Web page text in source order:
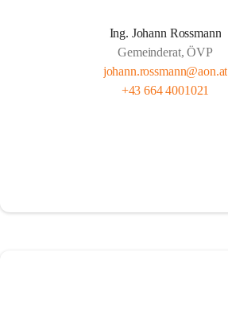
Ing. Johann Rossmann
Gemeinderat, ÖVP
johann.rossmann@aon.at
+43 664 4001021